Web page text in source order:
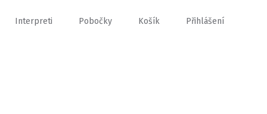
Interpreti Pobočky Košík Přihlášení